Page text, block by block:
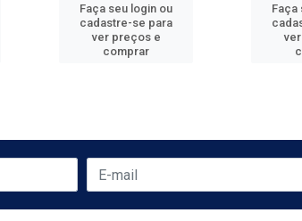
Faça seu login ou
cadastre-se para
ver preços e
comprar
Faça